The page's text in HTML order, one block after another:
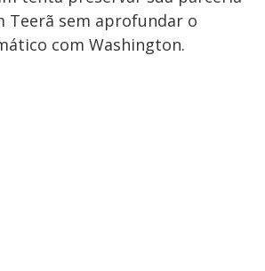
Teerã sem aprofundar o
com Washington.